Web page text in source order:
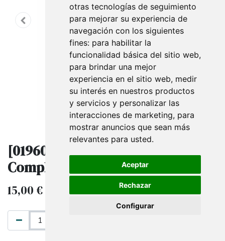
otras tecnologías de seguimiento
para mejorar su experiencia de
navegación con los siguientes
fines: para habilitar la
funcionalidad básica del sitio web,
para brindar una mejor
experiencia en el sitio web, medir
su interés en nuestros productos
y servicios y personalizar las
interacciones de marketing, para
mostrar anuncios que sean más
relevantes para usted.
Aceptar
Rechazar
Configurar
[019605] Bandeja Beige 30
Complementos
15,00€ IVA excluido